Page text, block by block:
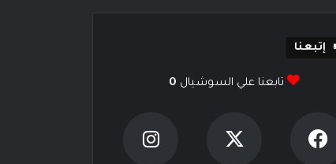
إتبعنا
تابعنا علي السوشيال 0